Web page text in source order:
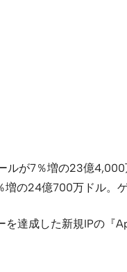
が7％増の23億
の24億700万ドル。
達成した新規IPの